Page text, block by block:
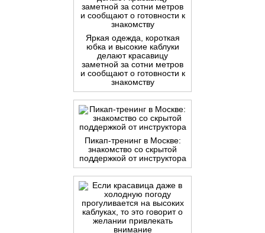
Яркая одежда, короткая
юбка и высокие каблуки
делают красавицу
заметной за сотни метров
и сообщают о готовности к
знакомству
Пикап-тренинг в Москве:
знакомство со скрытой
поддержкой от инструктора